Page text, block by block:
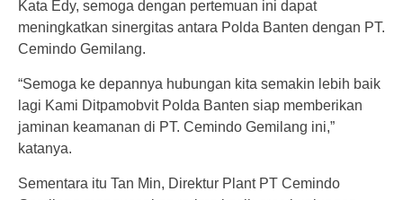
Kata Edy, semoga dengan pertemuan ini dapat
meningkatkan sinergitas antara Polda Banten dengan PT.
Cemindo Gemilang.
“Semoga ke depannya hubungan kita semakin lebih baik
lagi Kami Ditpamobvit Polda Banten siap memberikan
jaminan keamanan di PT. Cemindo Gemilang ini,”
katanya.
Sementara itu Tan Min, Direktur Plant PT Cemindo